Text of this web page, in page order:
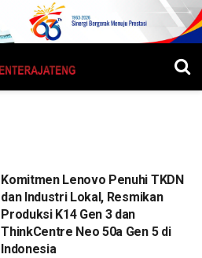
Komitmen Lenovo Penuhi TKDN
dan Industri Lokal, Resmikan
Produksi K14 Gen 3 dan
ThinkCentre Neo 50a Gen 5 di
Indonesia